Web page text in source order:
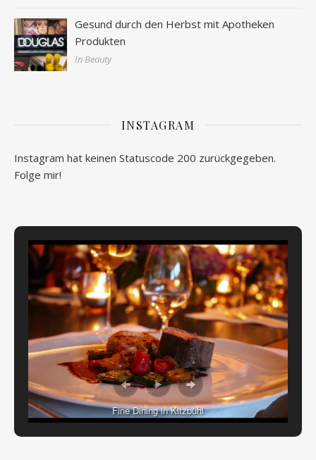
Gesund durch den Herbst mit Apotheken
Produkten
In Beauty
INSTAGRAM
Instagram hat keinen Statuscode 200 zurückgegeben.
Folge mir!
Fine Dining in Kitzbühl